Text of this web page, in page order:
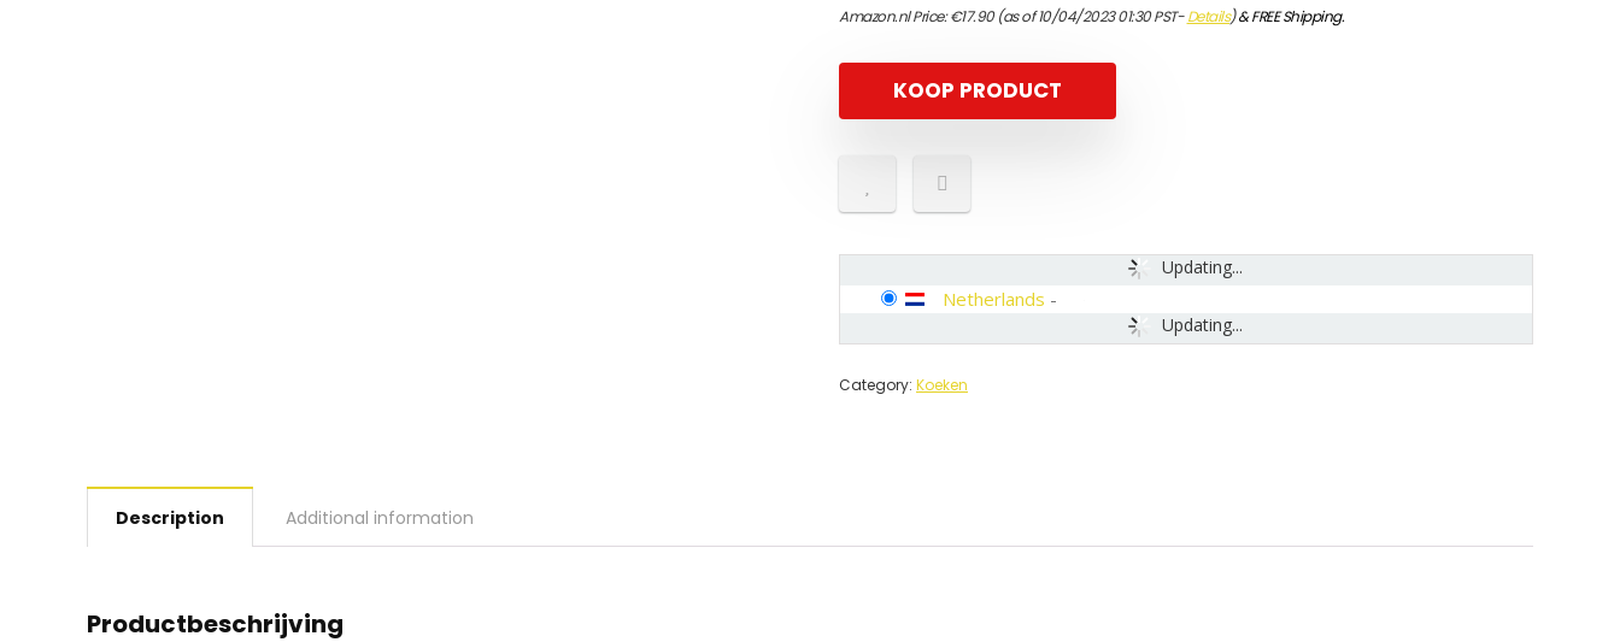
Amazon.nl Price:€17.90(as of 10/04/2023 01:30 PST-Details)&FREE Shipping.
KOOP PRODUCT
Updating...
Updating...
Netherlands -
Category: Koeken
Description Additional information
Productbeschrijving